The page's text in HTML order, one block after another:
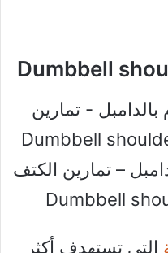
– تمارين الكتف
التي تستهدف أكثر